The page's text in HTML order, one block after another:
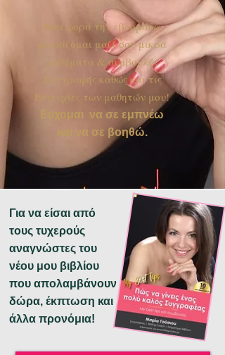
Μια φορά την εβδομάδα
μοιράζομαι μαζί σου μικρά
μαθήματα & συμβουλές
Συγγραφής καθώς και τις
Επιτυχίες των μαθητών μου!
Εύχομαι να σε εμπνέω
και να σε βοηθώ.
Για να είσαι από
τους τυχερούς
αναγνώστες του
νέου μου βιβλίου
που απολαμβάνουν
δώρα, έκπτωση και
άλλα προνόμια!